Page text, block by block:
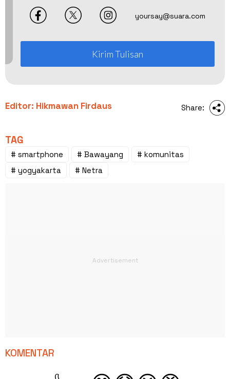
yoursay@suara.com
Kirim Tulisan
Editor: Hikmawan Firdaus Share:
TAG
# smartphone # Bawayang
# komunitas
# yogyakarta
# Netra
KOMENTAR